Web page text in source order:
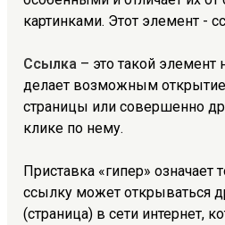
картинками. Этот элемент -
Ссылка – это такой элемент
делает возможным открытие
страницы или совершенно
клике по нему.
Приставка «гипер» означает
ссылку может открываться
(страница) в сети интернет,